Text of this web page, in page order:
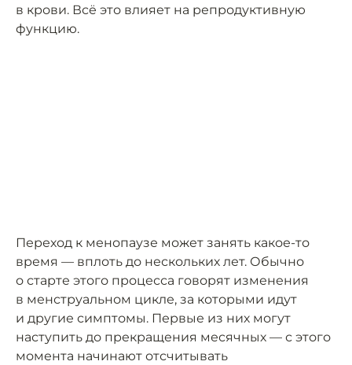
в крови. Всё это влияет на репродуктивную
функцию.
Переход к менопаузе может занять какое-то
время — вплоть до нескольких лет. Обычно
о старте этого процесса говорят изменения
в менструальном цикле, за которыми идут
и другие симптомы. Первые из них могут
наступить до прекращения месячных — с этого
момента начинают отсчитывать